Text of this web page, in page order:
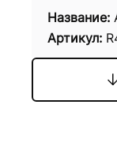
Название:
Артикул: